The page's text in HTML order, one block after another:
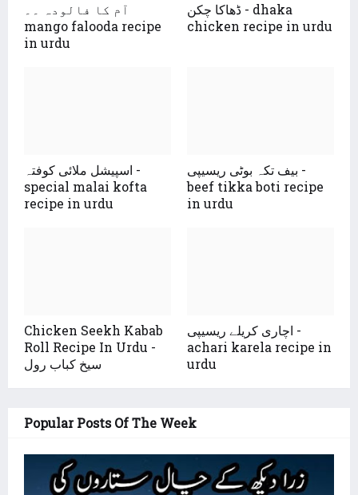
آم کا فالودہ ۔۔
mango falooda recipe
in urdu
ڈھاکا چکن - dhaka
chicken recipe in urdu
اسپیشل ملائی کوفتہ -
special malai kofta
recipe in urdu
بیف تکہ بوٹی ریسیپی -
beef tikka boti recipe
in urdu
Chicken Seekh Kabab
Roll Recipe In Urdu -
سیخ کباب رول
اچاری کریلے ریسیپی -
achari karela recipe in
urdu
Popular Posts Of The Week